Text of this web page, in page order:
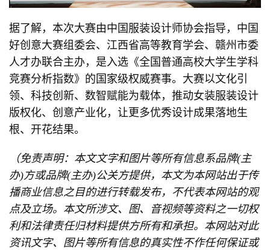
据了解，本次大赛由中国服装设计师协会指导，中国
好创意大赛组委会、江西省高等教育学会、赣州市委
人才办联合主办，是入选《全国普通高校大学生学科
竞赛分析指数》的国家级权威赛事。大赛以文化引
领、科技创新、数智赋能为载体，推动女装服装设计
版权化、创意产业化，让更多优秀设计成果落地生
根、开花结果。
（免责声明：本文文字和图片等所有信息系品牌(主
办)方或品牌(主办)公关方提供，本文为本网站出于传
播商业信息之目的进行转载发布，不代表本网站的观
点及立场。本文所涉文、图、音视频等资料之一切权
利和法律责任归材料提供方所有和承担。本网站对此
资讯文字、图片等所有信息的真实性不作任何保证或